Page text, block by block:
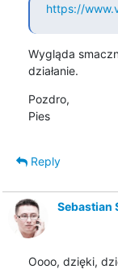
https://
Wygląda
działanie.
Pozdro,
Pies
Reply
Sebastian
Oooo, dzięki,